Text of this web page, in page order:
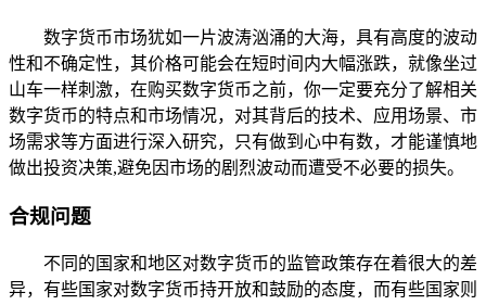
数字货币市场犹如一片波涛汹涌的大海，具有高度的波动
性和不确定性，其价格可能会在短时间内大幅涨跌，就像坐过
山车一样刺激，在购买数字货币之前，你一定要充分了解相关
数字货币的特点和市场情况，对其背后的技术、应用场景、市
场需求等方面进行深入研究，只有做到心中有数，才能谨慎地
做出投资决策,避免因市场的剧烈波动而遭受不必要的损失。
合规问题
不同的国家和地区对数字货币的监管政策存在着很大的差
异，有些国家对数字货币持开放和鼓励的态度，而有些国家则